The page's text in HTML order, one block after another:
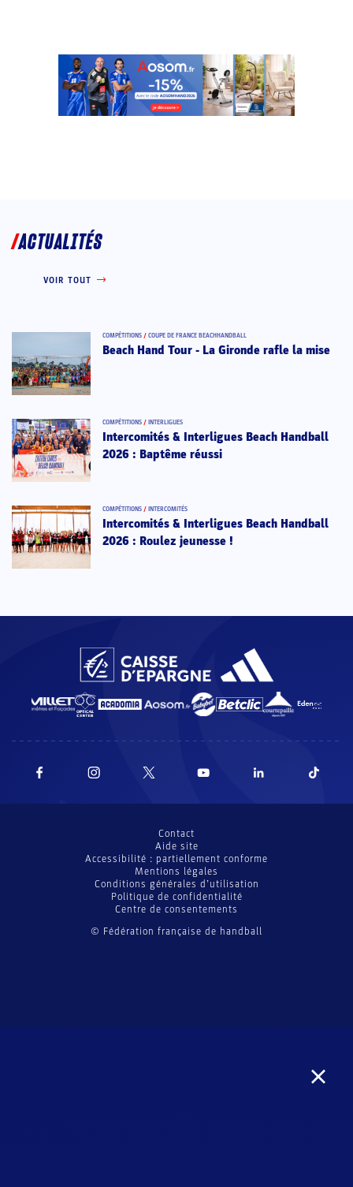
ACTUALITÉS
VOIR TOUT
COMPÉTITIONS / COUPE DE FRANCE BEACHHANDBALL
Beach Hand Tour - La Gironde rafle la mise
COMPÉTITIONS / INTERLIGUES
Intercomités & Interligues Beach Handball
2026 : Baptême réussi
COMPÉTITIONS / INTERCOMITÉS
Intercomités & Interligues Beach Handball
2026 : Roulez jeunesse !
© Fédération française de handball
Contact
Aide site
Accessibilité : partiellement conforme
Mentions légales
Conditions générales d’utilisation
Politique de confidentialité
Centre de consentements